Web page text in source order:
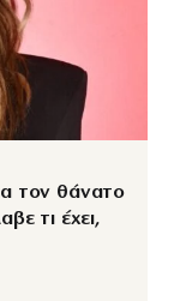
τον θάνατο
τι έχει,